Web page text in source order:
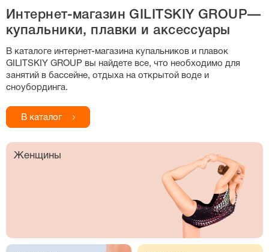
Интернет-магазин GILITSKIY GROUP—
купальники, плавки и аксессуары
В каталоге интернет-магазина купальников и плавок
GILITSKIY GROUP вы найдете все, что необходимо для
занятий в бассейне, отдыха на открытой воде и
сноубординга.
В каталог
Женщины